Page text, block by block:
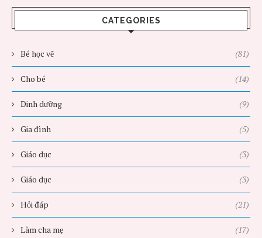
CATEGORIES
Bé học vẽ (81)
Cho bé (14)
Dinh dưỡng (9)
Gia đình (5)
Giáo dục (3)
Giáo dục (3)
Hỏi đáp (21)
Làm cha mẹ (17)